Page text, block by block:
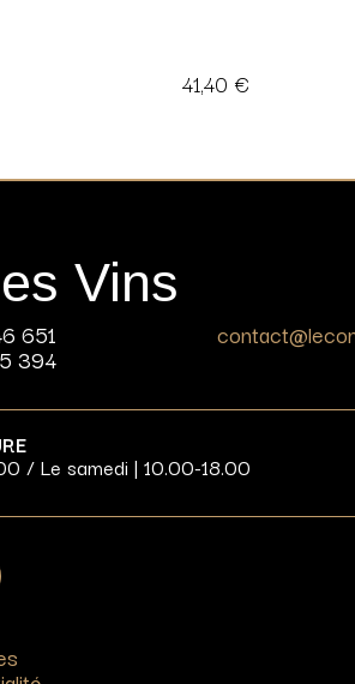
41,40 €
Vins
651
394
/ Le samedi | 10.00-18.00